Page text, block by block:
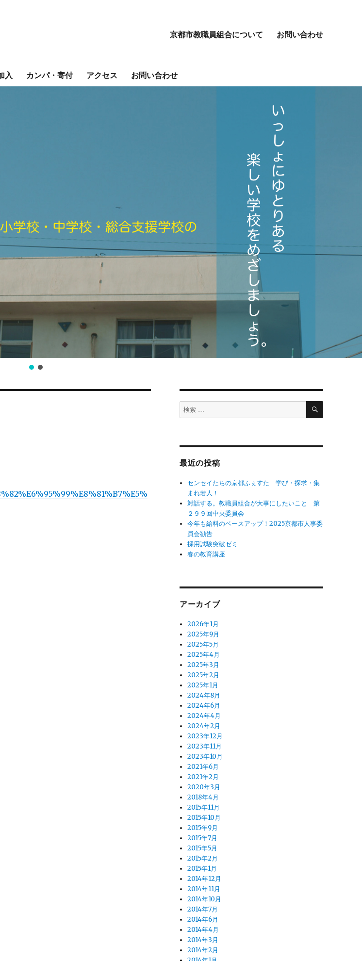
京都市教職員組合について お問い合わせ
入 カンパ・寄付 アクセス お問い合わせ
検
索
検
最近の投稿
センセイたちの京都ふぇすた 学び・探求・集
まれ若人！
対話する。教職員組合が大事にしたいこと 第
２９９回中央委員会
今年も給料のベースアップ！2025京都市人事委
員会勧告
採用試験突破ゼミ
春の教育講座
アーカイブ
2026年1月
2025年9月
2025年5月
2025年4月
2025年3月
2025年2月
2025年1月
2024年8月
2024年6月
2024年4月
2024年2月
2023年12月
2023年11月
2023年10月
2021年6月
2021年2月
2020年3月
2018年4月
2015年11月
2015年10月
2015年9月
2015年7月
2015年5月
2015年2月
2015年1月
2014年12月
2014年11月
2014年10月
2014年7月
2014年6月
2014年4月
2014年3月
2014年2月